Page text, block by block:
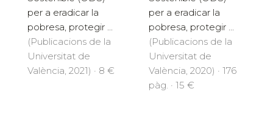
per a eradicar la
pobresa, protegir ...
(Publicacions de la
Universitat de
València, 2021) · 8 €
per a eradicar la
pobresa, protegir ...
(Publicacions de la
Universitat de
València, 2020) · 176
pàg. · 15 €